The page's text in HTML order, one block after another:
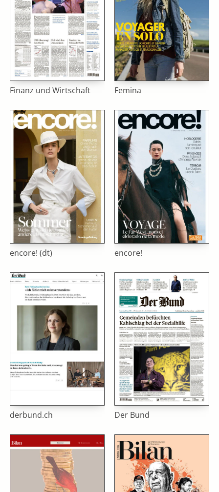
Finanz und Wirtschaft Femina
encore! (dt) encore!
derbund.ch Der Bund